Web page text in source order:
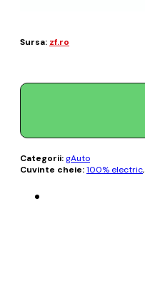
Sursa: zf.ro
Categorii: gAuto
Cuvinte cheie:100% electric,